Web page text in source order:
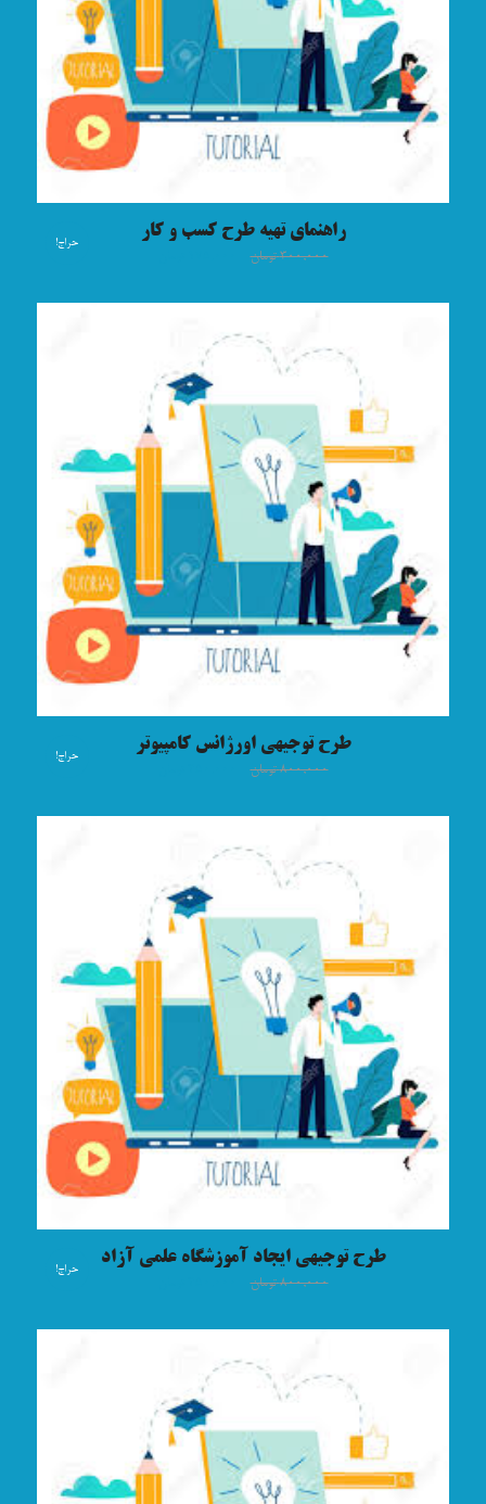
راهنمای تهیه طرح کسب و کار
۳۰۰,۰۰۰ تومان
حراج!
طرح توجیهی اورژانس کامپیوتر
۸۰۰,۰۰۰ تومان
حراج!
طرح توجیهی ایجاد آموزشگاه علمی آزاد
۸۰۰,۰۰۰ تومان
حراج!